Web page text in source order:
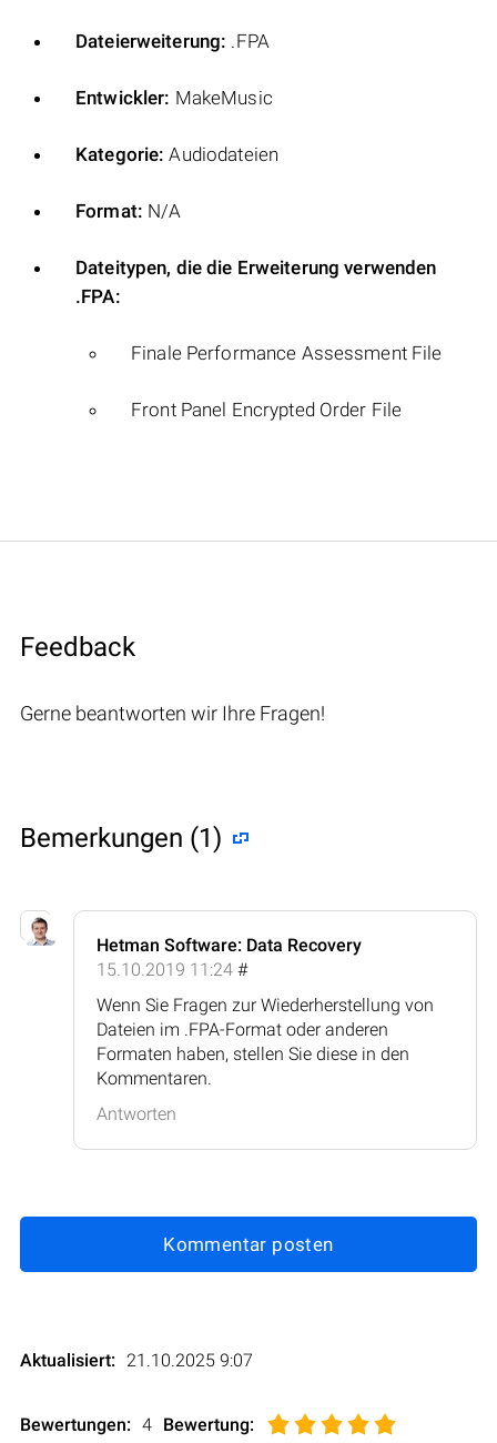
Dateierweiterung: .FPA
Entwickler: MakeMusic
Kategorie: Audiodateien
Format: N/A
Dateitypen, die die Erweiterung verwenden
.FPA:
Finale Performance Assessment File
Front Panel Encrypted Order File
Feedback
Gerne beantworten wir Ihre Fragen!
Bemerkungen (1)
Hetman Software: Data Recovery
15.10.2019 11:24 #
Wenn Sie Fragen zur Wiederherstellung von
Dateien im .FPA-Format oder anderen
Formaten haben, stellen Sie diese in den
Kommentaren.
Antworten
Kommentar posten
Aktualisiert: 21.10.2025 9:07
Bewertungen: 4 Bewertung: